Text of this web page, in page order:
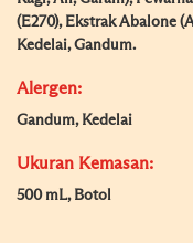
(E270), Ekstrak Abalone
Kedelai, Gandum.
Alergen:
Gandum, Kedelai
Ukuran Kemasan:
500 mL, Botol